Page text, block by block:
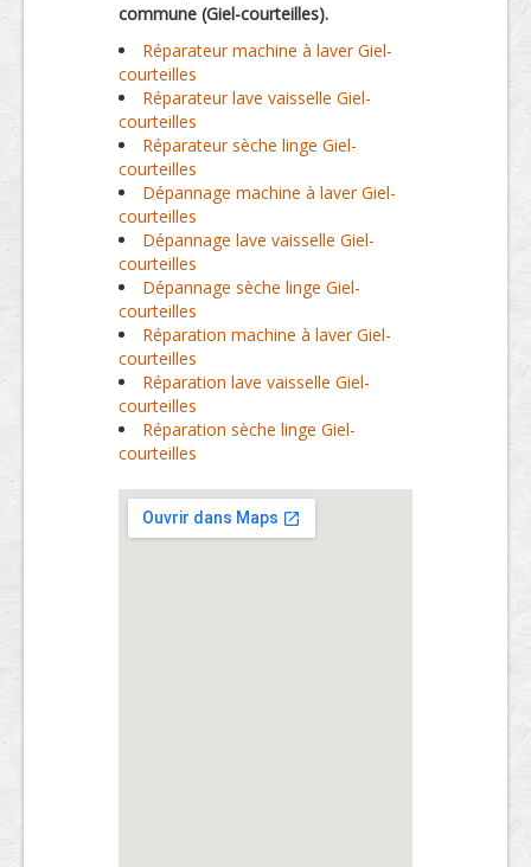
commune (Giel-courteilles).
Réparateur machine à laver Giel-
courteilles
Réparateur lave vaisselle Giel-
courteilles
Réparateur sèche linge Giel-
courteilles
Dépannage machine à laver Giel-
courteilles
Dépannage lave vaisselle Giel-
courteilles
Dépannage sèche linge Giel-
courteilles
Réparation machine à laver Giel-
courteilles
Réparation lave vaisselle Giel-
courteilles
Réparation sèche linge Giel-
courteilles